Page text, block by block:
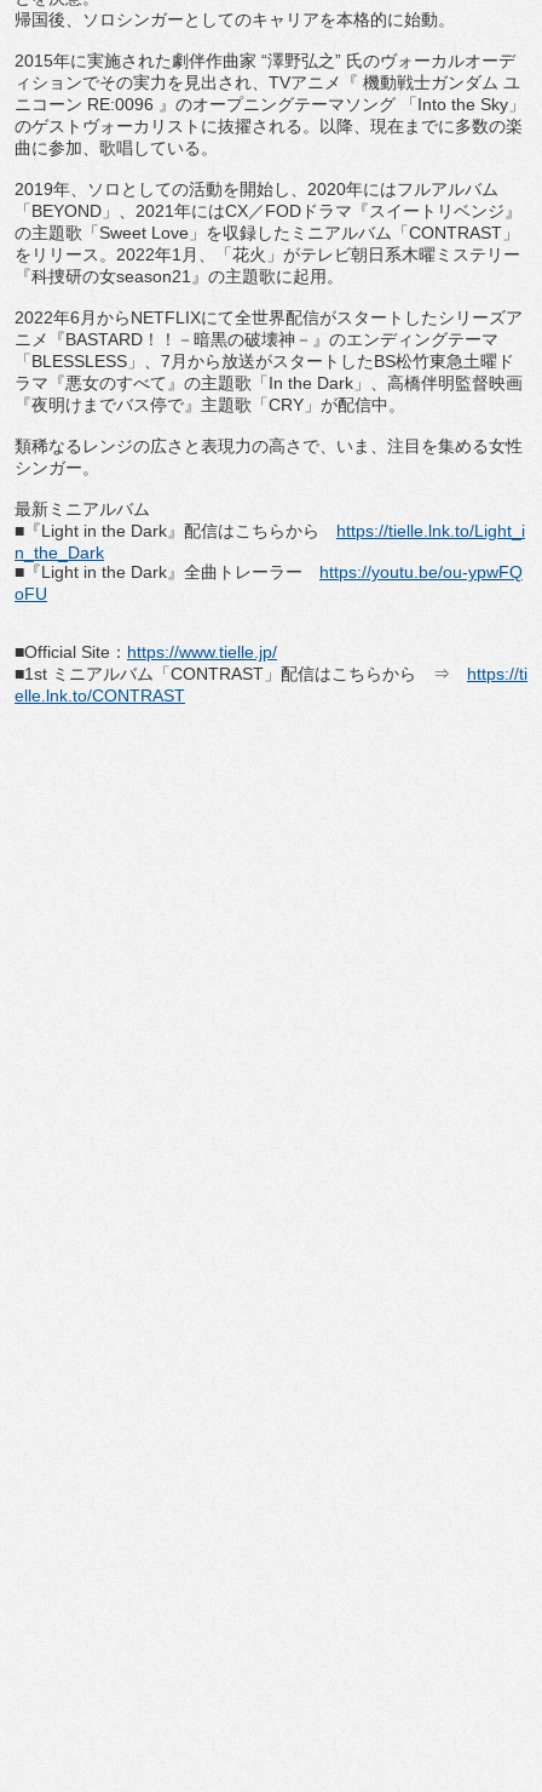
帰国後、ソロシンガーとしてのキャリアを本格的に始動。
2015年に実施された劇伴作曲家 “澤野弘之” 氏のヴォーカルオーデ
ィションでその実力を見出され、 TVアニメ
『 機動戦士ガンダム ユ
ニコーン RE:0096 』のオープニングテーマソング 「Into the Sky 」
のゲストヴォーカリストに抜擢される。以降、 現在までに多数の楽
曲に参加、歌唱している。
2019年、ソロとしての活動を開始し、 2020年にはフルアルバム
「BEYOND 」、 2021年にはCX／FOD ドラマ『スイートリベンジ』
の主題歌「Sweet Love 」を収録したミニアルバム「CONTRAST 」
をリリース。 2022年1 月、「花火」 がテレビ朝日系木曜ミステリー
『科捜研の女season21 』 の主題歌に起用。
2022年6 月からNETFLIXにて全世界配信がスタートしたシリーズア
ニメ『BASTARD ！！－暗黒の破壊神－』 のエンディングテーマ
「BLESSLESS 」、 7 月から放送がス タートしたBS松竹東急土曜ド
ラマ『悪女のすべて』の主題歌「In the Dark 」、高橋伴明監督映画
『夜明けまでバス停で』主題歌「CRY 」が配信中。
類稀なるレンジの広さと表現力の高さで、いま、 注目を集める女性
シンガー。
最新ミニアルバム
■『Light in the Dark』配信はこちらから https://tielle.lnk.to/Light_ i
n_the_Dark
■『Light in the Dark』全曲トレーラー https://youtu.be/ou-ypwFQ
oFU
■Official Site ： https://www.tielle.jp/
■1st ミニアルバム「CONTRAST 」配信はこちらから ⇒ https://ti
elle.lnk.to/CONTRAST